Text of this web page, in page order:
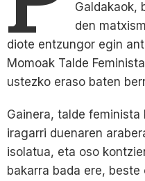
Galdakaok,
den
diote entzungor egin
Momoak Talde
ustezko eraso baten
Gainera, talde
iragarri duenaren
isolatua, eta oso
bakarra bada ere,